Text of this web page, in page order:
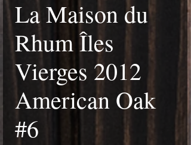
La Maison du
Rhum Îles
Vierges 2012
American Oak
#6